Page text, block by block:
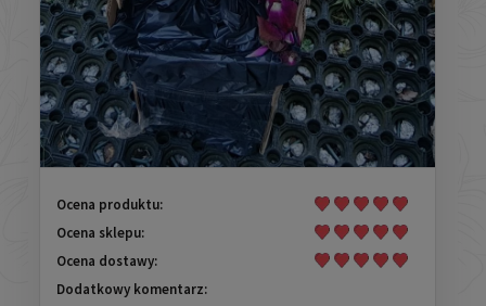
Ocena produktu:
Ocena sklepu:
Ocena dostawy:
Dodatkowy komentarz: